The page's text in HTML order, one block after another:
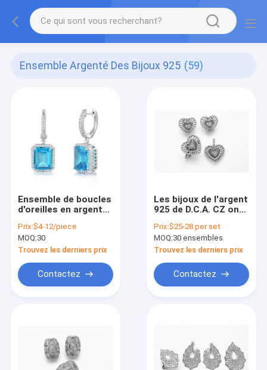
Ensemble Argenté Des Bijoux 925 (59)
Ensemble de boucles
d'oreilles en argent
Prix:$4-12/piece
MOQ:30
Trouvez les derniers prix
Contactez
Les bijoux de l'argent
925 de D.C.A. CZ ont
Sterling Silver
Earrings Set
Prix:$25-28 per set
MOQ:30 ensembles
Trouvez les derniers prix
Contactez